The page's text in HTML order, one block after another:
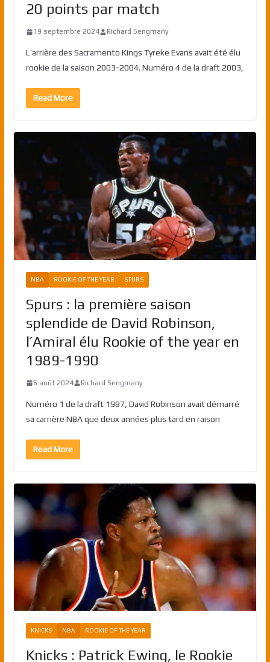
20 points par match
19 septembre 2024 Richard Sengmany
L’arrière des Sacramento Kings Tyreke Evans avait été élu
rookie de la saison 2003-2004. Numéro 4 de la draft 2003,
Read More
NBA ROOKIE OF THE YEAR SPURS
Spurs : la première saison
splendide de David Robinson,
l’Amiral élu Rookie of the year en
1989-1990
6 août 2024 Richard Sengmany
Numéro 1 de la draft 1987, David Robinson avait démarré
sa carrière NBA que deux années plus tard en raison
Read More
KNICKS NBA ROOKIE OF THE YEAR
Knicks : Patrick Ewing, le Rookie